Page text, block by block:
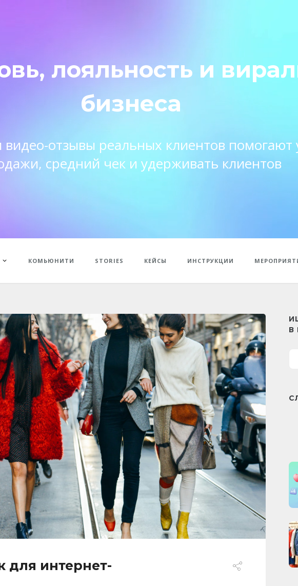
лояльность и
бизнеса
видео-отзывы реальных клиентов помогают
средний чек и удерживать клиентов
КОМЬЮНИТИ STORIES КЕЙСЫ ИНСТРУКЦИИ
для интернет-
В